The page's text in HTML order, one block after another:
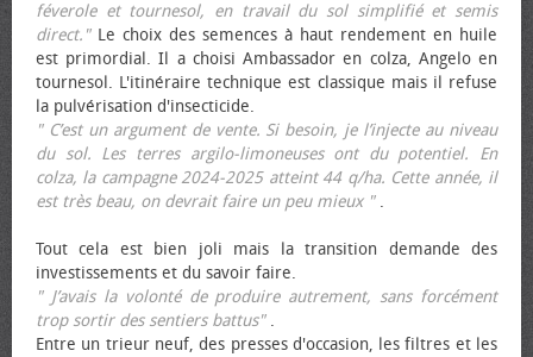
féverole et tournesol, en travail du sol simplifié et semis
direct."Le choix des semences à haut rendement en huile
est primordial. Il a choisi Ambassador en colza, Angelo en
tournesol. L'itinéraire technique est classique mais il refuse
la pulvérisation d'insecticide.
" C’est un argument de vente. Si besoin, je l’injecte au niveau
du sol. Les terres argilo-limoneuses ont du potentiel. En
colza, la campagne 2024-2025 atteint 44 q/ha. Cette année, il
est très beau, on devrait faire un peu mieux ".
Tout cela est bien joli mais la transition demande des
investissements et du savoir faire.
" J’avais la volonté de produire autrement, sans forcément
trop sortir des sentiers battus".
Entre un trieur neuf, des presses d'occasion, les filtres et les